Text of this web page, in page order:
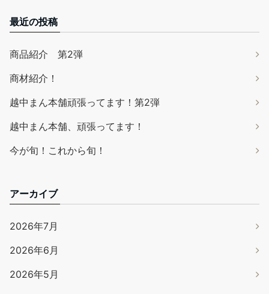
最近の投稿
商品紹介 第2弾
商材紹介！
越中まん本舗頑張ってます！第2弾
越中まん本舗、頑張ってます！
今が旬！これから旬！
アーカイブ
2026年7月
2026年6月
2026年5月